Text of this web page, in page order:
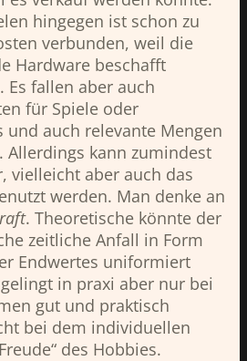
hingegen ist schon zu
verbunden, weil die
Hardware beschafft
Es fallen aber auch
für Spiele oder
und auch relevante Mengen
Allerdings kann zumindest
vielleicht aber auch das
werden. Man denke an
. Theoretische könnte der
zeitliche Anfall in Form
Endwertes uniformiert
in praxi aber nur bei
gut und praktisch
bei dem individuellen
des Hobbies.